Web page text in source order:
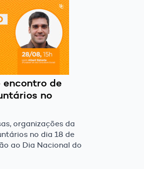
de
no
organizações da
no dia 18 de
ao Dia Nacional do